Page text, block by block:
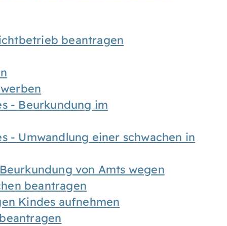
beantragen
- Beurkundung im
- Umwandlung einer schwachen in
von Amts wegen
beantragen
Kindes aufnehmen